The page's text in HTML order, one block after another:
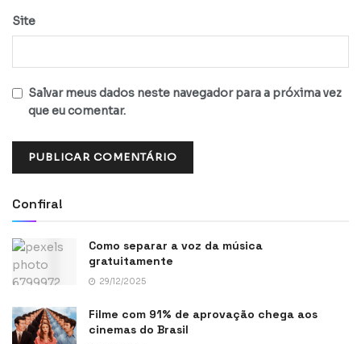
Site
Salvar meus dados neste navegador para a próxima vez
que eu comentar.
Confira!
Como separar a voz da música
gratuitamente
29/12/2025
Filme com 91% de aprovação chega aos
cinemas do Brasil